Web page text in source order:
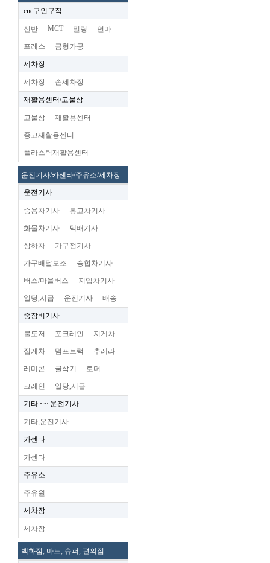
cnc구인구직
선반 MCT 밀링 연마
프레스 금형가공
세차장
세차장 손세차장
재활용센터/고물상
고물상 재활용센터
중고재활용센터
플라스틱재활용센터
운전기사/카센타/주유소/세차장
운전기사
승용차기사 봉고차기사
화물차기사 택배기사
상하차 가구점기사
가구배달보조 승합차기사
버스/마을버스 지입차기사
일당,시급 운전기사 배송
중장비기사
불도저 포크레인 지게차
집게차 덤프트럭 추레라
레미콘 굴삭기 로더
크레인 일당,시급
기타 ~~ 운전기사
기타,운전기사
카센타
카센타
주유소
주유원
세차장
세차장
백화점, 마트, 슈퍼, 편의점